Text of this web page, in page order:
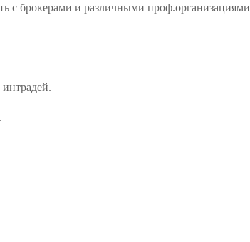
с брокерами и различными